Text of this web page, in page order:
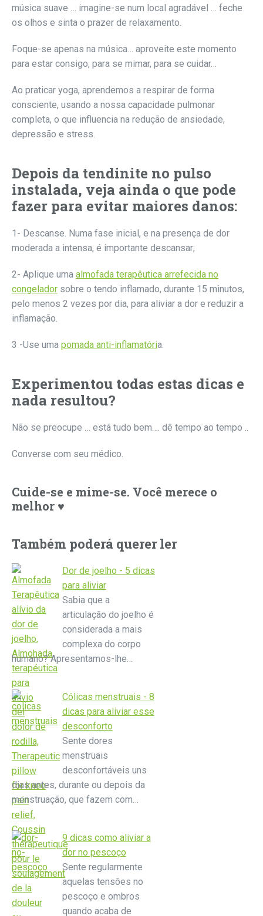
música suave … imagine-se num local agradável … feche
os olhos e sinta o prazer de relaxamento.
Foque-se apenas na música… aproveite este momento
para estar consigo, para se mimar, para se cuidar…
Ao praticar yoga, aprendemos a respirar de forma
consciente, usando a nossa capacidade pulmonar
completa, o que influencia na redução de ansiedade,
depressão e stress.
Depois da tendinite no pulso
instalada, veja ainda o que pode
fazer para evitar maiores danos:
1- Descanse. Numa fase inicial, e na presença de dor
moderada a intensa, é importante descansar;
2- Aplique uma almofada terapêutica arrefecida no
congelador sobre o tendo inflamado, durante 15 minutos,
pelo menos 2 vezes por dia, para aliviar a dor e reduzir a
inflamação.
3 -Use uma pomada anti-inflamatória.
Experimentou todas estas dicas e
nada resultou?
Não se preocupe … está tudo bem…. dê tempo ao tempo ..
Converse com seu médico.
Cuide-se e mime-se. Você merece o
melhor ♥
Também poderá querer ler
Dor de joelho - 5 dicas
para aliviar
Sabia que a
articulação do joelho é
considerada a mais
complexa do corpo
humano? Apresentamos-lhe…
Cólicas menstruais - 8
dicas para aliviar esse
desconforto
Sente dores
menstruais
desconfortáveis uns
dias antes, durante ou depois da
menstruação, que fazem com…
9 dicas como aliviar a
dor no pescoço
Sente regularmente
aquelas tensões no
pescoço e ombros
quando acaba de